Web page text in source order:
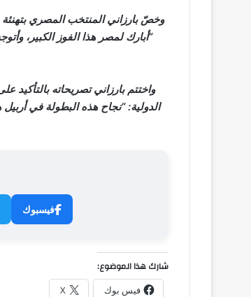
وخصّ بارزاني المنتخب المصري
“أبارك لمصر هذا الفوز الكبير،
واختتم بارزاني تصريحاته
الدولية: “نجاح هذه البطولة في
فيسبوك
شارك هذا الموضوع:
فيس بوك X